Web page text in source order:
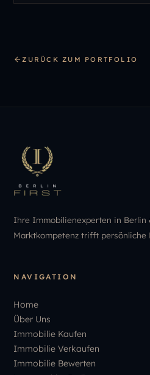
ZURÜCK ZUM PORTFOLIO
Ihre Immobilienexperten in Berlin
Marktkompetenz trifft persönliche
NAVIGATION
Home
Über Uns
Immobilie Kaufen
Immobilie Verkaufen
Immobilie Bewerten